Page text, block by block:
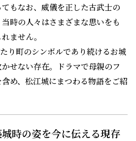
もなお、威儀を正した古武士の
時の人々はさまざまな思いをも
ません。
り町のシンボルであり続けるお城
せない存在。ドラマで母親のフ
め、松江城にまつわる物語をご紹
時の姿を今に伝える現存